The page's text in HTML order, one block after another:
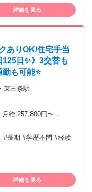
に働きたい方 ⭐美容ク
場を離れており、 ブラ
詳細を見る
ありOK/住宅手当
日✨》3交替も
も可能⭐
東三条駅
給 257,800円〜
詳細を見る